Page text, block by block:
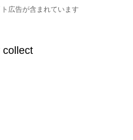
広告が含まれています
collect